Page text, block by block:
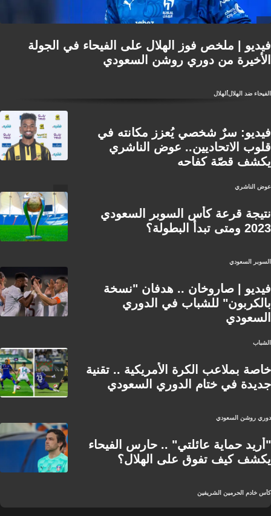
فيديو | ملخص فوز الهلال على الفيحاء في الجولة
الأخيرة من دوري روشن السعودي
الفيحاء ضد الهلالالهلال
فيديو: سرٌ شخصي يُعزز مكانته في
قلوب الاتحاديين.. عوض الناشري
يكشف قصّة كفاحه
عوض الناشري
نتيجة قرعة كأس السوبر السعودي
2023 ومتى تبدأ البطولة؟
السوبر السعودي
فيديو | صاروخان .. هدفان "نسخة
بالكربون" للشباب في الدوري
السعودي
الشباب
خاصة بملاعب الكرة الأمريكية .. تقنية
جديدة في ختام الدوري السعودي
دوري روشن السعودي
"أريد حماية عائلتي" .. حارس الفيحاء
يكشف كيف تفوق على الهلال؟
كأس خادم الحرمين الشريفين